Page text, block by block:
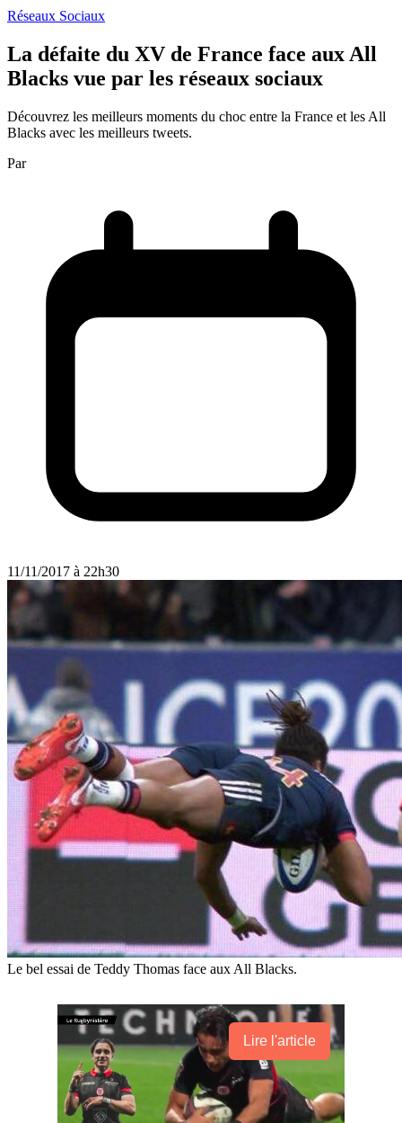
Réseaux Sociaux
La défaite du XV de France face aux All
Blacks vue par les réseaux sociaux
Découvrez les meilleurs moments du choc entre la France et les All
Blacks avec les meilleurs tweets.
Par
11/11/2017 à 22h30
Le bel essai de Teddy Thomas face aux All Blacks.
Lire l'article